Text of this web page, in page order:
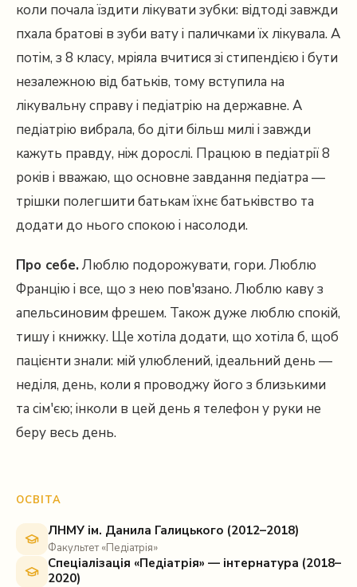
коли почала їздити лікувати зубки: відтоді завжди
пхала братові в зуби вату і паличками їх лікувала. А
потім, з 8 класу, мріяла вчитися зі стипендією і бути
незалежною від батьків, тому вступила на
лікувальну справу і педіатрію на державне. А
педіатрію вибрала, бо діти більш милі і завжди
кажуть правду, ніж дорослі. Працюю в педіатрії 8
років і вважаю, що основне завдання педіатра —
трішки полегшити батькам їхнє батьківство та
додати до нього спокою і насолоди.
Про себе.Люблю подорожувати, гори. Люблю
Францію і все, що з нею пов'язано. Люблю каву з
апельсиновим фрешем. Також дуже люблю спокій,
тишу і книжку. Ще хотіла додати, що хотіла б, щоб
пацієнти знали: мій улюблений, ідеальний день —
неділя, день, коли я проводжу його з близькими
та сім'єю; інколи в цей день я телефон у руки не
беру весь день.
ОСВІТА
ЛНМУ ім. Данила Галицького (2012–2018)
Факультет «Педіатрія»
Спеціалізація «Педіатрія» — інтернатура (2018–
2020)